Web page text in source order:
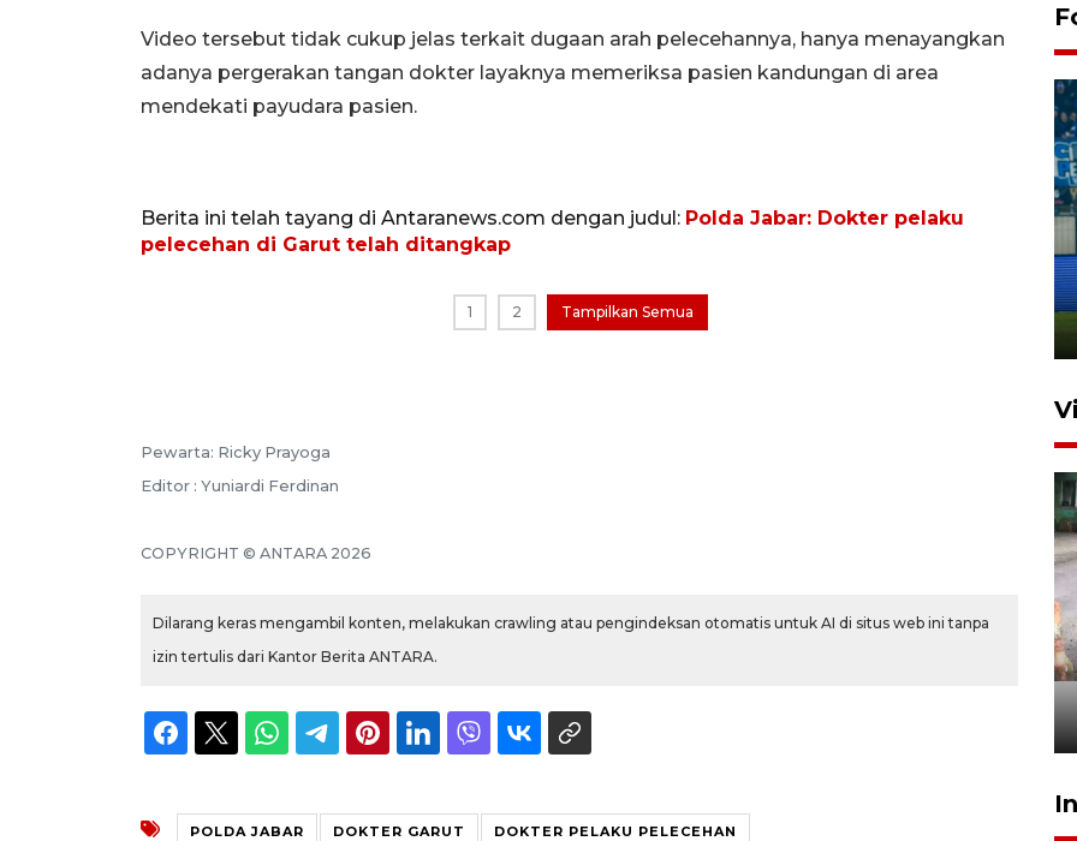
Video tersebut tidak cukup jelas terkait dugaan arah pelecehannya, hanya menayangkan
adanya pergerakan tangan dokter layaknya memeriksa pasien kandungan di area
mendekati payudara pasien.
Berita ini telah tayang di Antaranews.com dengan judul: Polda Jabar: Dokter pelaku
pelecehan di Garut telah ditangkap
1 2 Tampilkan Semua
Pewarta: Ricky Prayoga
Editor : Yuniardi Ferdinan
COPYRIGHT © ANTARA 2026
Dilarang keras mengambil konten, melakukan crawling atau pengindeksan otomatis untuk AI di situs web ini tanpa
izin tertulis dari Kantor Berita ANTARA.
POLDA JABAR DOKTER GARUT DOKTER PELAKU PELECEHAN
Balikpapan
31 Juli 2026 18:01
Pigai: Penangkapan begal